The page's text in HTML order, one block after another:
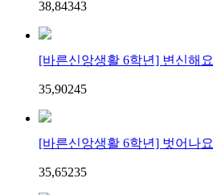
38,84343
[바른신앙생활 6학년] 변신해요
35,90245
[바른신앙생활 6학년] 벗어나요
35,65235